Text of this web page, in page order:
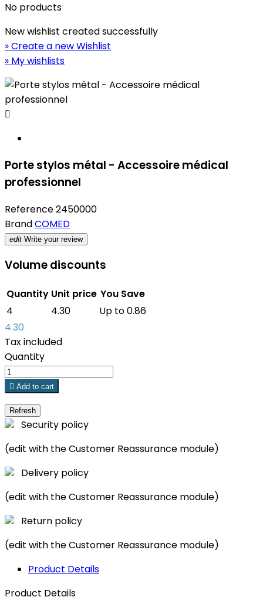
No products
New wishlist created successfully
» Create a new Wishlist
» My wishlists

Porte stylos métal - Accessoire médical
professionnel
Reference2450000
BrandCOMED
edit Write your review
Volume discounts
Quantity Unit price You Save
4
4.30
Up to 0.86
4.30
Tax included
Quantity
 Add to cart
Security policy
(edit with the Customer Reassurance module)
Delivery policy
(edit with the Customer Reassurance module)
Return policy
(edit with the Customer Reassurance module)
Product Details
Product Details